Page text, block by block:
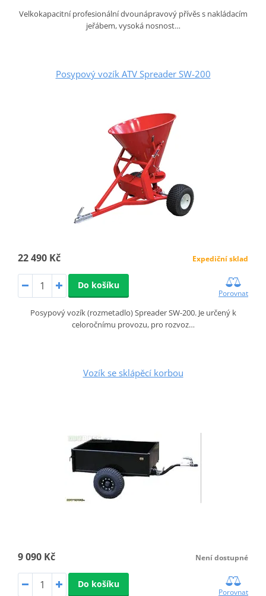
Velkokapacitní profesionální dvounápravový přívěs s nakládacím
jeřábem, vysoká nosnost…
Posypový vozík ATV Spreader SW-200
22 490 Kč Expediční sklad
Do košíku
Porovnat
Posypový vozík (rozmetadlo) Spreader SW-200. Je určený k
celoročnímu provozu, pro rozvoz…
Vozík se sklápěcí korbou
9 090 Kč Není dostupné
Do košíku
Porovnat